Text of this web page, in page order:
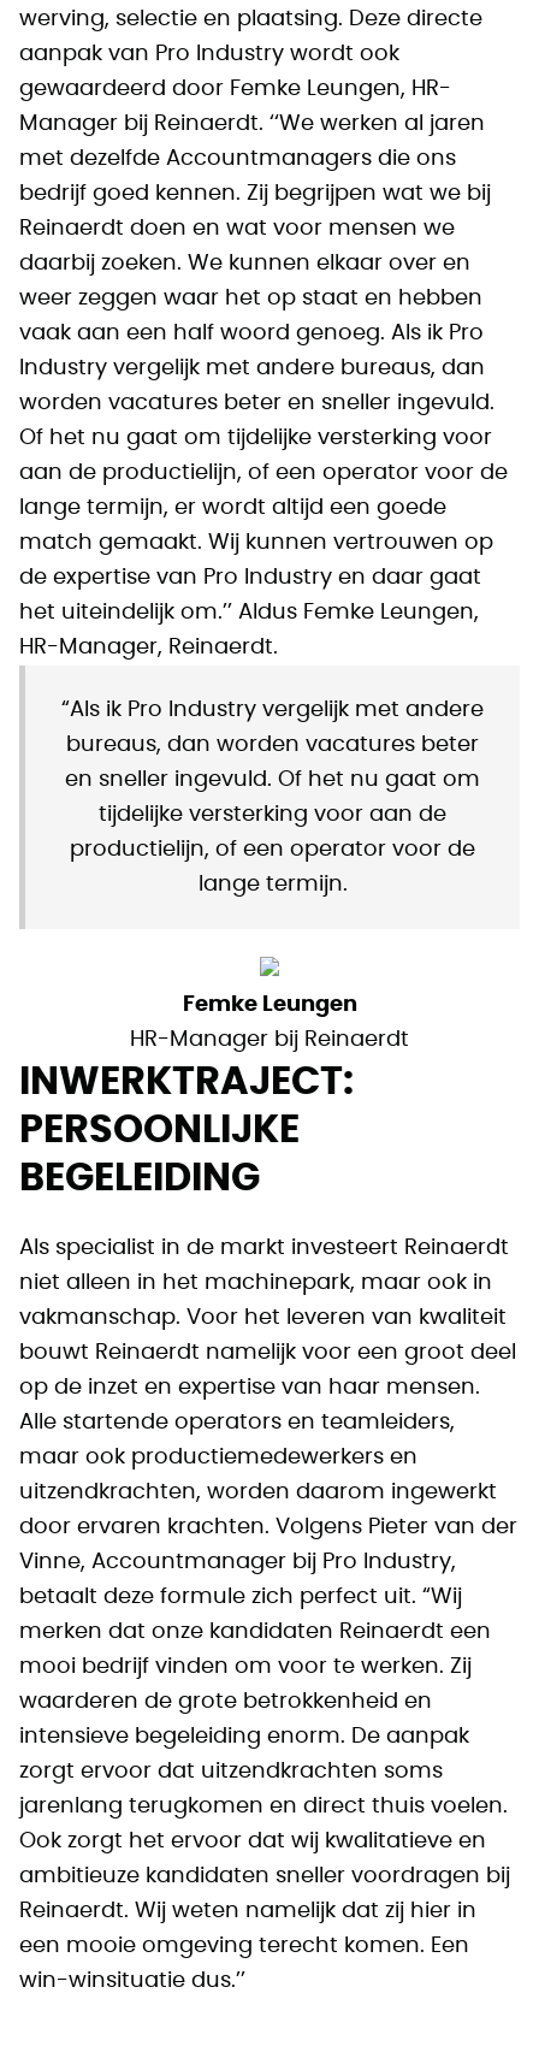
werving, selectie en plaatsing. Deze directe
aanpak van Pro Industry wordt ook
gewaardeerd door Femke Leungen, HR-
Manager bij Reinaerdt. ‘‘We werken al jaren
met dezelfde Accountmanagers die ons
bedrijf goed kennen. Zij begrijpen wat we bij
Reinaerdt doen en wat voor mensen we
daarbij zoeken. We kunnen elkaar over en
weer zeggen waar het op staat en hebben
vaak aan een half woord genoeg. Als ik Pro
Industry vergelijk met andere bureaus, dan
worden vacatures beter en sneller ingevuld.
Of het nu gaat om tijdelijke versterking voor
aan de productielijn, of een operator voor de
lange termijn, er wordt altijd een goede
match gemaakt. Wij kunnen vertrouwen op
de expertise van Pro Industry en daar gaat
het uiteindelijk om.’’ Aldus Femke Leungen,
HR-Manager, Reinaerdt.
“Als ik Pro Industry vergelijk met andere
bureaus, dan worden vacatures beter
en sneller ingevuld. Of het nu gaat om
tijdelijke versterking voor aan de
productielijn, of een operator voor de
lange termijn.
Femke Leungen
HR-Manager bij Reinaerdt
INWERKTRAJECT:
PERSOONLIJKE
BEGELEIDING
Als specialist in de markt investeert Reinaerdt
niet alleen in het machinepark, maar ook in
vakmanschap. Voor het leveren van kwaliteit
bouwt Reinaerdt namelijk voor een groot deel
op de inzet en expertise van haar mensen.
Alle startende operators en teamleiders,
maar ook productiemedewerkers en
uitzendkrachten, worden daarom ingewerkt
door ervaren krachten. Volgens Pieter van der
Vinne, Accountmanager bij Pro Industry,
betaalt deze formule zich perfect uit. “Wij
merken dat onze kandidaten Reinaerdt een
mooi bedrijf vinden om voor te werken. Zij
waarderen de grote betrokkenheid en
intensieve begeleiding enorm. De aanpak
zorgt ervoor dat uitzendkrachten soms
jarenlang terugkomen en direct thuis voelen.
Ook zorgt het ervoor dat wij kwalitatieve en
ambitieuze kandidaten sneller voordragen bij
Reinaerdt. Wij weten namelijk dat zij hier in
een mooie omgeving terecht komen. Een
win-winsituatie dus.’’